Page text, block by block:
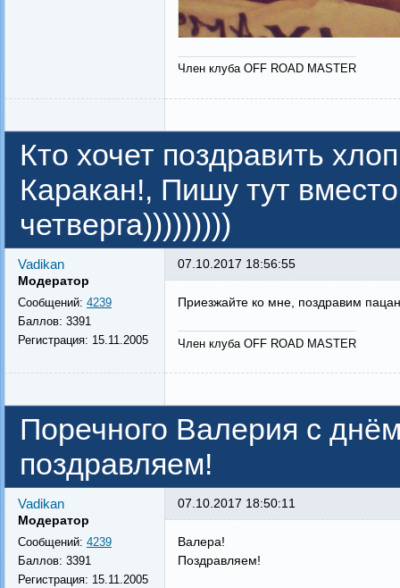
Член клуба OFF ROAD MASTER
Кто хочет поздравить
Каракан!, Пишу тут
четверга)))))))))
Vadikan
Модератор
Сообщений: 4239
Баллов: 3391
Регистрация: 15.11.2005
07.10.2017 18:56:55
Приезжайте ко мне, поздравим
Член клуба OFF ROAD MASTER
Поречного Валерия с
поздравляем!
Vadikan
Модератор
Сообщений: 4239
Баллов: 3391
Регистрация: 15.11.2005
07.10.2017 18:50:11
Валера!
Поздравляем!